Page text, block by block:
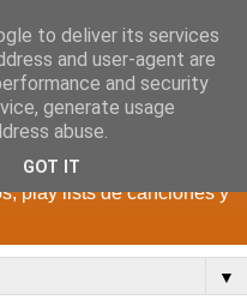
EL
AÑOS 1950 a 2022.
play lists de canciones y
▼
to deliver its services
and user-agent are
and security
generate usage
abuse.
GOT IT